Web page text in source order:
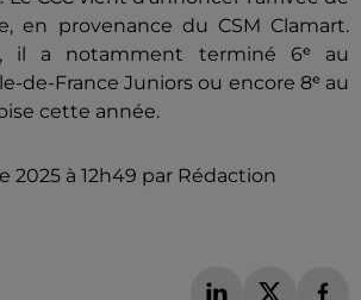
en provenance du CSM Clamart.
il a notamment terminé 6ᵉ au
de-France Juniors ou encore 8ᵉ au
cette année.
2025 à 12h49 par Rédaction